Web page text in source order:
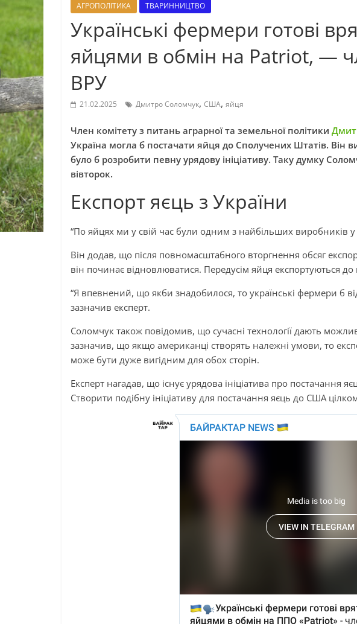
АГРОПОЛІТИКА ТВАРИННИЦТВО
Українські фермери готові
яйцями в обмін на Patriot, —
ВРУ
21.02.2025 Дмитро Соломчук, США, яйця
Член комітету з питань аграрної та земельної політики
Україна могла б постачати яйця до Сполучених Штатів. Він
було б розробити певну урядову ініціативу. Таку думку
вівторок.
Експорт яєць з України
“По яйцях ми у свій час були одним з найбільших виробників у
Він додав, що після повномасштабного вторгнення обсяг
він починає відновлюватися. Передусім яйця експортуються
“Я впевнений, що якби знадобилося, то українські фермери б
зазначив експерт.
Соломчук також повідомив, що сучасні технології дають
зазначив, що якщо американці створять належні умови, то
може бути дуже вигідним для обох сторін.
Експерт нагадав, що існує урядова ініціатива про постачання
Створити подібну ініціативу для постачання яєць до США